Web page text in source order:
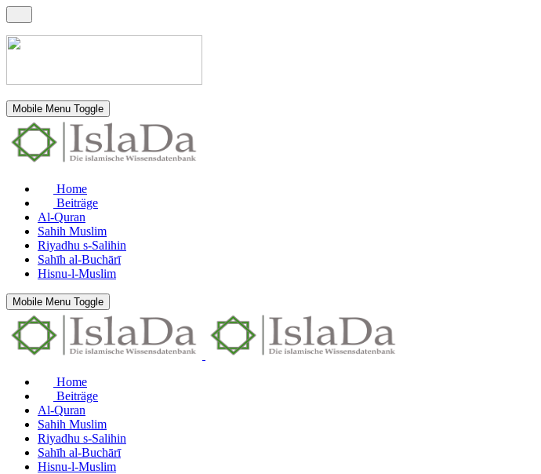
Mobile Menu Toggle
Home
Beiträge
Al-Quran
Sahih Muslim
Riyadhu s-Salihin
Sahīh al-Buchārī
Hisnu-l-Muslim
Mobile Menu Toggle
Home
Beiträge
Al-Quran
Sahih Muslim
Riyadhu s-Salihin
Sahīh al-Buchārī
Hisnu-l-Muslim